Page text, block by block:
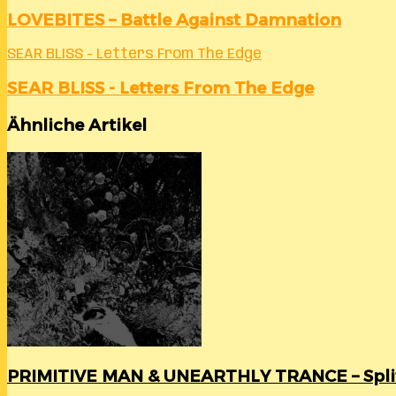
LOVEBITES – Battle Against Damnation
SEAR BLISS - Letters From The Edge
SEAR BLISS - Letters From The Edge
Ähnliche Artikel
PRIMITIVE MAN & UNEARTHLY TRANCE –